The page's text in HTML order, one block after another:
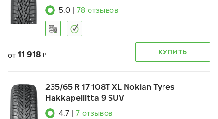
5.0 78 отзывов
от 11 918 ₽ КУПИТЬ
235/65 R 17 108T XL Nokian Tyres
Hakkapeliitta 9 SUV
4.7 7 отзывов